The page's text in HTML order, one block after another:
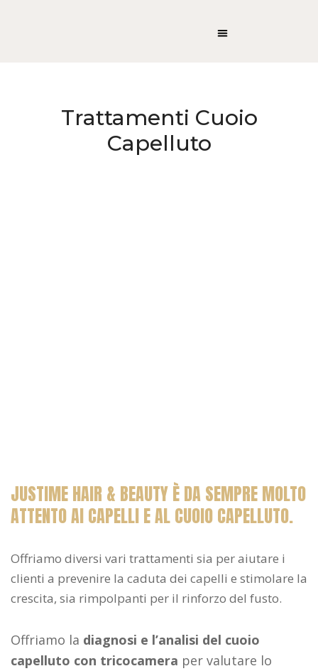
Trattamenti Cuoio
Capelluto
JUSTIME HAIR & BEAUTY È DA SEMPRE MOLTO
ATTENTO AI CAPELLI E AL CUOIO CAPELLUTO.
Offriamo diversi vari trattamenti sia per aiutare i
clienti a prevenire la caduta dei capelli e stimolare la
crescita, sia rimpolpanti per il rinforzo del fusto.
Offriamo la diagnosi e l’analisi del cuoio
capelluto con tricocamera per valutare lo